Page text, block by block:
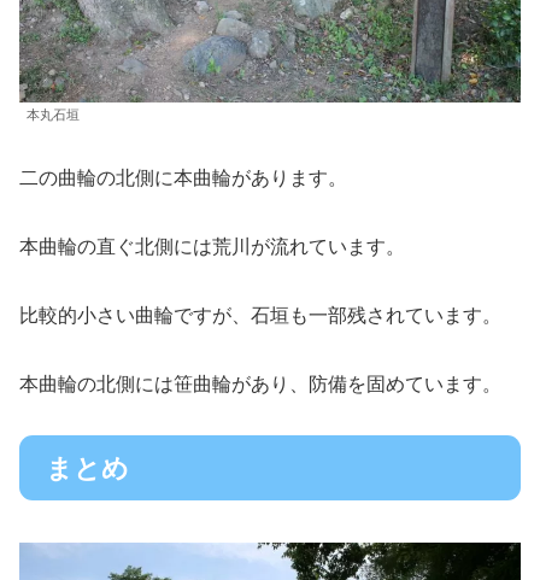
本丸石垣
二の曲輪の北側に本曲輪があります。
本曲輪の直ぐ北側には荒川が流れています。
比較的小さい曲輪ですが、石垣も一部残されています。
本曲輪の北側には笹曲輪があり、防備を固めています。
まとめ